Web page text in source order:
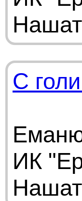
С
ИК